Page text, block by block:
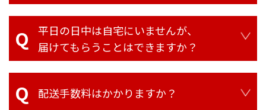
平日の日中は自宅にいませんが、
届けてもらうことはできますか？
配送手数料はかかりますか？